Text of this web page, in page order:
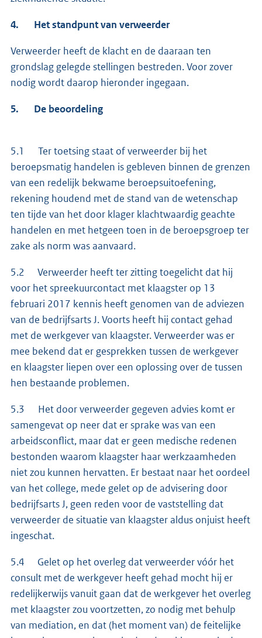
4. Het standpunt van verweerder
Verweerder heeft de klacht en de daaraan ten
grondslag gelegde stellingen bestreden. Voor zover
nodig wordt daarop hieronder ingegaan.
5. De beoordeling
5.1 Ter toetsing staat of verweerder bij het
beroepsmatig handelen is gebleven binnen de grenzen
van een redelijk bekwame beroepsuitoefening,
rekening houdend met de stand van de wetenschap
ten tijde van het door klager klachtwaardig geachte
handelen en met hetgeen toen in de beroepsgroep ter
zake als norm was aanvaard.
5.2 Verweerder heeft ter zitting toegelicht dat hij
voor het spreekuurcontact met klaagster op 13
februari 2017 kennis heeft genomen van de adviezen
van de bedrijfsarts J. Voorts heeft hij contact gehad
met de werkgever van klaagster. Verweerder was er
mee bekend dat er gesprekken tussen de werkgever
en klaagster liepen over een oplossing over de tussen
hen bestaande problemen.
5.3 Het door verweerder gegeven advies komt er
samengevat op neer dat er sprake was van een
arbeidsconflict, maar dat er geen medische redenen
bestonden waarom klaagster haar werkzaamheden
niet zou kunnen hervatten. Er bestaat naar het oordeel
van het college, mede gelet op de advisering door
bedrijfsarts J, geen reden voor de vaststelling dat
verweerder de situatie van klaagster aldus onjuist heeft
ingeschat.
5.4 Gelet op het overleg dat verweerder vóór het
consult met de werkgever heeft gehad mocht hij er
redelijkerwijs vanuit gaan dat de werkgever het overleg
met klaagster zou voortzetten, zo nodig met behulp
van mediation, en dat (het moment van) de feitelijke